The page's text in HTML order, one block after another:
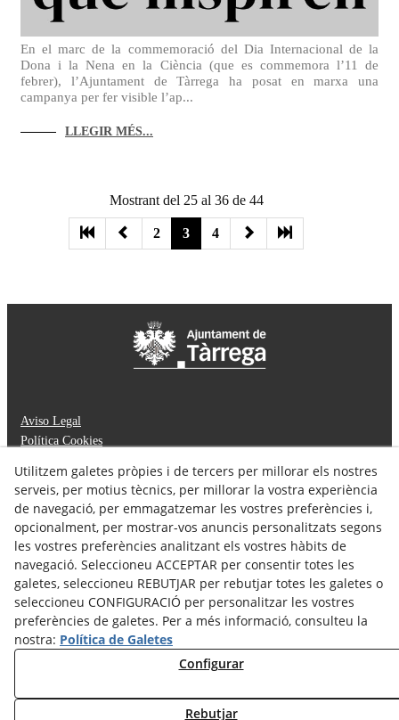
En el marc de la commemoració del Dia Internacional de la
Dona i la Nena en la Ciència (que es commemora l’11 de
febrer), l’Ajuntament de Tàrrega ha posat en marxa una
campanya per fer visible l’ap...
LLEGIR MÉS...
Mostrant del 25 al 36 de 44
2 3 4
Aviso Legal
Política Cookies
Feminismes:
973 50 26 70 - 649 59 83 03
feminismes@tarrega.cat
puntsai@tarrega.cat
Ciutadania:
973 31 43 92 - 638 21 26 83
joventut@tarrega.cat
Salut:
973 50 26 70
salut@tarrega.cat
Twitter
Instagram
Utilitzem galetes pròpies i de tercers per millorar els nostres
serveis, per motius tècnics, per millorar la vostra experiència
de navegació, per emmagatzemar les vostres preferències i,
opcionalment, per mostrar-vos anuncis personalitzats segons
les vostres preferències analitzant els vostres hàbits de
navegació. Seleccioneu ACCEPTAR per consentir totes les
galetes, seleccioneu REBUTJAR per rebutjar totes les galetes o
seleccioneu CONFIGURACIÓ per personalitzar les vostres
preferències de galetes. Per a més informació, consulteu la
nostra: Política de Galetes
Configurar
Rebutjar